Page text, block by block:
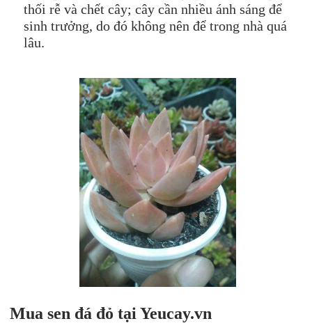
thối rễ và chết cây; cây cần nhiều ánh sáng để
sinh trưởng, do đó không nên để trong nhà quá
lâu.
Mua sen đá đỏ tại Yeucay.vn